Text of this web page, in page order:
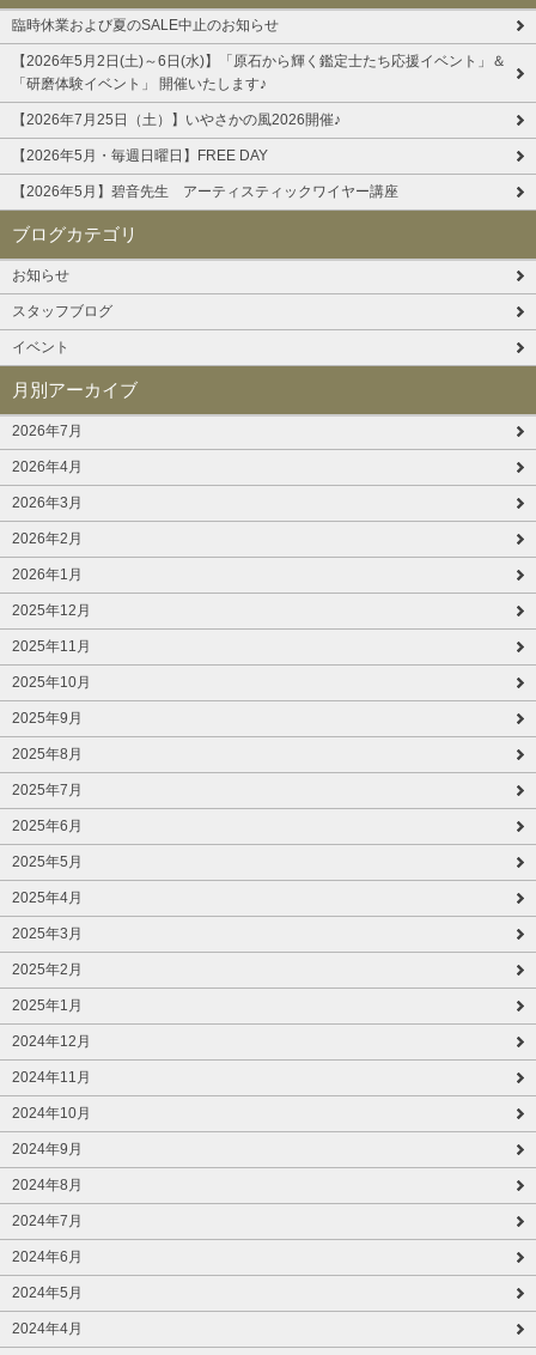
臨時休業および夏のSALE中止のお知らせ
【2026年5月2日(土)～6日(水)】「原石から輝く鑑定士たち応援イベント」＆
「研磨体験イベント」 開催いたします♪
【2026年7月25日（土）】いやさかの風2026開催♪
【2026年5月・毎週日曜日】FREE DAY
【2026年5月】碧音先生 アーティスティックワイヤー講座
ブログカテゴリ
お知らせ
スタッフブログ
イベント
月別アーカイブ
2026年7月
2026年4月
2026年3月
2026年2月
2026年1月
2025年12月
2025年11月
2025年10月
2025年9月
2025年8月
2025年7月
2025年6月
2025年5月
2025年4月
2025年3月
2025年2月
2025年1月
2024年12月
2024年11月
2024年10月
2024年9月
2024年8月
2024年7月
2024年6月
2024年5月
2024年4月